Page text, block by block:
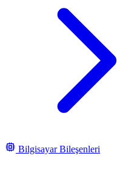
Bilgisayar Bileşenleri